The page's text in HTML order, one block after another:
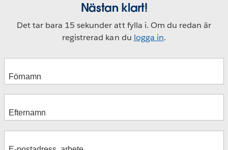
Nästan klart!
Det tar bara 15 sekunder att fylla i. Om du redan är
registrerad kan du logga in.